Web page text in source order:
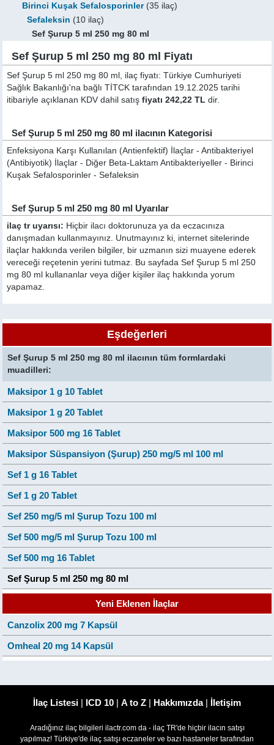
Birinci Kuşak Sefalosporinler(35 ilaç)
Sefaleksin (10 ilaç)
Sef Şurup 5 ml 250 mg 80 ml
Sef Şurup 5 ml 250 mg 80 ml Fiyatı
Sef Şurup 5 ml 250 mg 80 ml, ilaç fiyatı: Türkiye Cumhuriyeti
Sağlık Bakanlığı'na bağlı TİTCK tarafından 19.12.2025 tarihi
itibariyle açıklanan KDV dahil satışfiyatı 242,22 TL dir.
Sef Şurup 5 ml 250 mg 80 ml ilacının Kategorisi
Enfeksiyona Karşı Kullanılan (Antienfektif) İlaçlar - Antibakteriyel
(Antibiyotik) İlaçlar - Diğer Beta-Laktam Antibakteriyeller - Birinci
Kuşak Sefalosporinler - Sefaleksin
Sef Şurup 5 ml 250 mg 80 ml Uyarılar
ilaç tr uyarısı: Hiçbir ilacı doktorunuza ya da eczacınıza
danışmadan kullanmayınız. Unutmayınız ki, internet sitelerinde
ilaçlar hakkında verilen bilgiler, bir uzmanın sizi muayene ederek
vereceği reçetenin yerini tutmaz. Bu sayfada Sef Şurup 5 ml 250
mg 80 ml kullananlar veya diğer kişiler ilaç hakkında yorum
yapamaz.
Eşdeğerleri
Sef Şurup 5 ml 250 mg 80 ml ilacının tüm formlardaki
muadilleri:
Maksipor 1 g 10 Tablet
Maksipor 1 g 20 Tablet
Maksipor 500 mg 16 Tablet
Maksipor Süspansiyon (Şurup) 250 mg/5 ml 100 ml
Sef 1 g 16 Tablet
Sef 1 g 20 Tablet
Sef 250 mg/5 ml Şurup Tozu 100 ml
Sef 500 mg/5 ml Şurup Tozu 100 ml
Sef 500 mg 16 Tablet
Sef Şurup 5 ml 250 mg 80 ml
Yeni Eklenen İlaçlar
Canzolix 200 mg 7 Kapsül
Omheal 20 mg 14 Kapsül
İlaç Listesi | ICD 10 | A to Z | Hakkımızda| İletişim
Aradığınız ilaç bilgileri ilactr.com da - ilaç TR'de hiçbir ilacın satışı
yapılmaz! Türkiye'de ilaç satışı eczaneler ve bazı hastaneler tarafından